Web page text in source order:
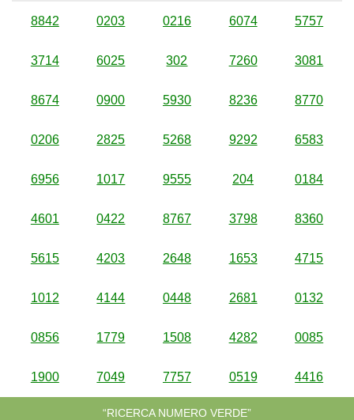
8842 0203 0216 6074 5757
3714 6025 302 7260 3081
8674 0900 5930 8236 8770
0206 2825 5268 9292 6583
6956 1017 9555 204 0184
4601 0422 8767 3798 8360
5615 4203 2648 1653 4715
1012 4144 0448 2681 0132
0856 1779 1508 4282 0085
1900 7049 7757 0519 4416
“RICERCA NUMERO VERDE”